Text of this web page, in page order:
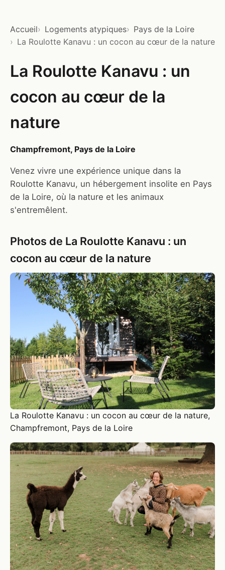
Accueil Logements atypiques
Pays de la Loire
La Roulotte Kanavu : un cocon au cœur de la nature
La Roulotte Kanavu : un
cocon au cœur de la
nature
Champfremont, Pays de la Loire
Venez vivre une expérience unique dans la
Roulotte Kanavu, un hébergement insolite en Pays
de la Loire, où la nature et les animaux
s'entremêlent.
Photos de La Roulotte Kanavu : un
cocon au cœur de la nature
La Roulotte Kanavu : un cocon au cœur de la nature,
Champfremont, Pays de la Loire